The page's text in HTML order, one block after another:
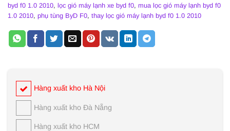
byd f0 1.0 2010, lọc gió máy lạnh xe byd f0, mua lọc gió máy lạnh byd f0
1.0 2010, phụ tùng ByD F0, thay lọc gió máy lạnh byd f0 1.0 2010
Hàng xuất kho Hà Nội
Hàng xuất kho Đà Nẵng
Hàng xuất kho HCM